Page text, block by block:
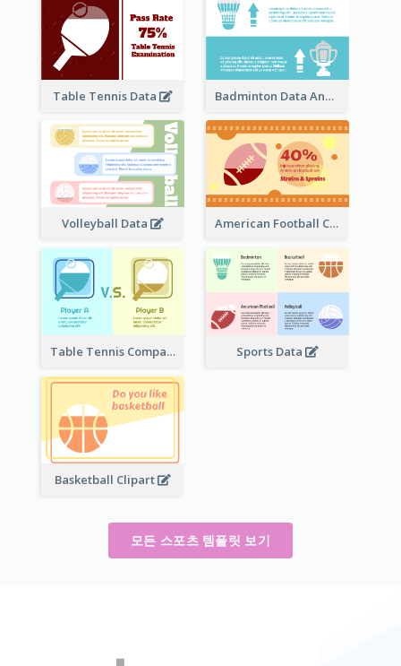
Table Tennis Data Badminton Data Analysis
Volleyball Data American Football Clipart
Table Tennis Comparison Sports Data
Basketball Clipart
모든 스포츠 템플릿 보기